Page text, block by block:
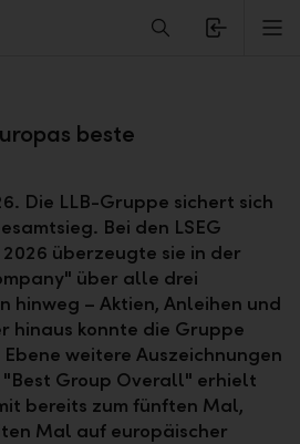
beste
Die LLB-Gruppe sichert sich
Bei den LSEG
überzeugte sie in der
über alle drei
hinweg – Aktien, Anleihen und
hinaus konnte die Gruppe
weitere Auszeichnungen
Group Overall" erhielt
bereits zum fünften Mal,
Mal auf europäischer